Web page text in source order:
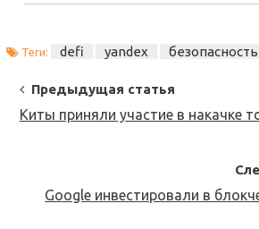
Теги: defi yandex безопасность
Post
Navigation
Предыдущая статья
Киты приняли участие в накачке
Google инвестировали в